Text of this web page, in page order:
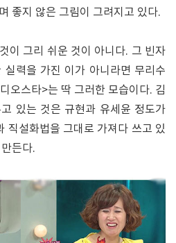
좋지 않은 그림이 그려지고 있다.
이 그리 쉬운 것이 아니다. 그 빈자
력을 가진 이가 아니라면 무리수
오스타>는 딱 그러한 모습이다. 김
있는 것은 규현과 유세윤 정도가
직설화법을 그대로 가져다 쓰고 있
든다.